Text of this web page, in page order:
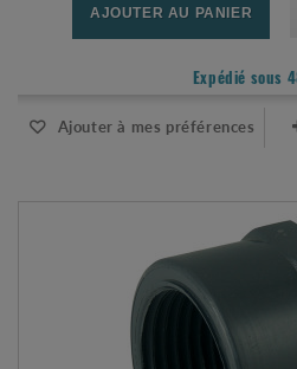
AJOUTER AU PANIER
Expédié sous
Ajouter à mes préférences